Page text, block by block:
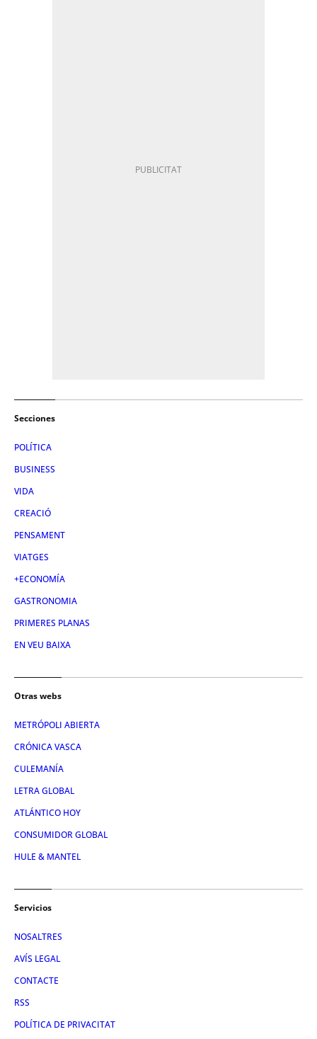
Secciones
POLÍTICA
BUSINESS
VIDA
CREACIÓ
PENSAMENT
VIATGES
+ECONOMÍA
GASTRONOMIA
PRIMERES PLANAS
EN VEU BAIXA
Otras webs
METRÓPOLI ABIERTA
CRÓNICA VASCA
CULEMANÍA
LETRA GLOBAL
ATLÁNTICO HOY
CONSUMIDOR GLOBAL
HULE & MANTEL
Servicios
NOSALTRES
AVÍS LEGAL
CONTACTE
RSS
POLÍTICA DE PRIVACITAT